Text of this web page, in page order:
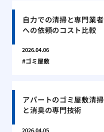
自力での清掃と専門業者
への依頼のコスト比較
2026.04.06
ゴミ屋敷
アパートのゴミ屋敷清掃
と消臭の専門技術
2026.04.05